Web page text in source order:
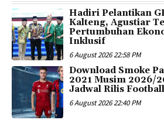
Hadiri Pelantikan
Kalteng, Agustiar
Pertumbuhan
Inklusif
6 August 2026 22:58 PM
Download Smoke
2021 Musim 2026/
Jadwal Rilis
6 August 2026 22:40 PM